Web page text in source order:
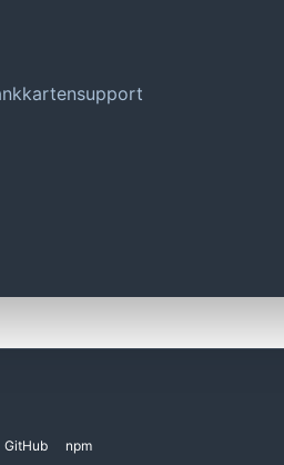
GitHub npm